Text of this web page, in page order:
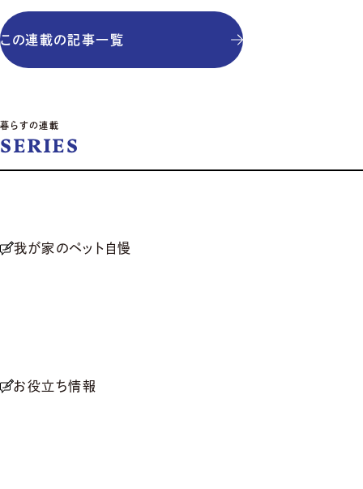
この連載の記事一覧
暮らすの連載
SERIES
我が家のペット自慢
お役立ち情報